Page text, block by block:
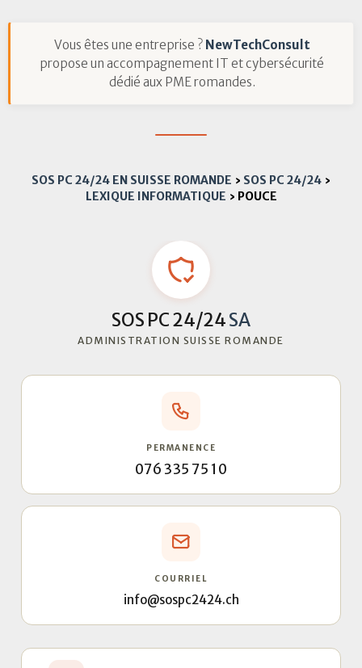
Vous êtes une entreprise ? NewTechConsult
propose un accompagnement IT et cybersécurité
dédié aux PME romandes.
SOS PC 24/24 EN SUISSE ROMANDE › SOS PC 24/24 ›
LEXIQUE INFORMATIQUE › POUCE
SOS PC 24/24SA
ADMINISTRATION SUISSE ROMANDE
PERMANENCE
076 335 75 10
COURRIEL
info@sospc2424.ch